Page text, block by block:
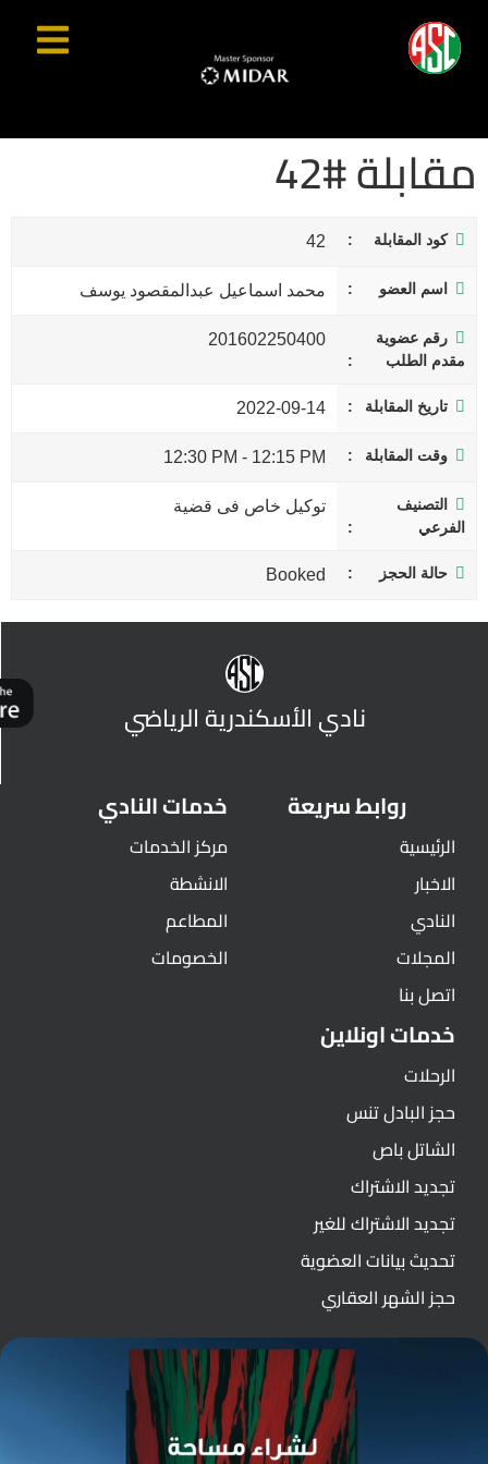
مقابلة #42
كود المقابلة 42
اسم العضو محمد اسماعيل عبدالمقصود يوسف
رقم عضوية
مقدم الطلب
201602250400
تاريخ المقابلة 2022-09-14
وقت المقابلة 12:15 PM
-
12:30 PM
التصنيف
الفرعي
توكيل خاص فى قضية
حالة الحجز Booked
نادي الأسكندرية الرياضي
روابط سريعة
الرئيسية
الاخبار
النادي
المجلات
اتصل بنا
خدمات النادي
مركز الخدمات
الانشطة
المطاعم
الخصومات
خدمات اونلاين
الرحلات
حجز البادل تنس
الشاتل باص
تجديد الاشتراك
تجديد الاشتراك للغير
تحديث بيانات العضوية
حجز الشهر العقاري